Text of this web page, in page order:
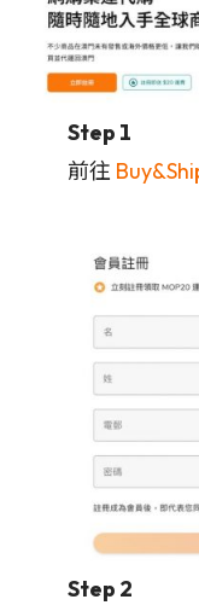
Step 1
前往
Step 2